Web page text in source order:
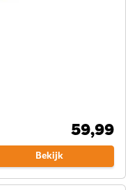
59,99
Bekijk